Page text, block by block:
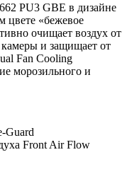
PU3 GBE в дизайне
цвете «бежевое
очищает воздух от
и защищает от
Fan Cooling
морозильного и
Guard
Front Air Flow